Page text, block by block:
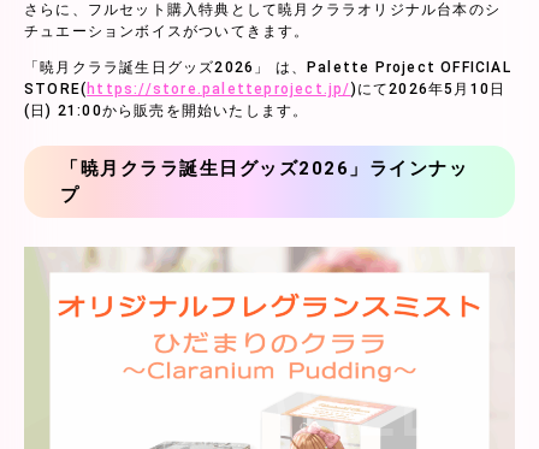
さらに、フルセット購入特典として暁月クララオリジナル台本のシ
チュエーションボイスがついてきます。
「暁月クララ誕生日グッズ2026」 は、Palette Project OFFICIAL
STORE( https://store.paletteproject.jp/)にて2026年5月10日
(日) 21:00から販売を開始いたします。
「暁月クララ誕生日グッズ2026」ラインナッ
プ